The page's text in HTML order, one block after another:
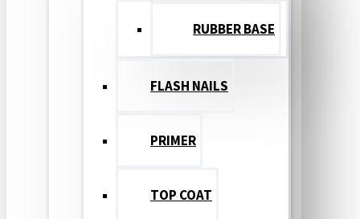
RUBBER BASE
FLASH NAILS
PRIMER
TOP COAT